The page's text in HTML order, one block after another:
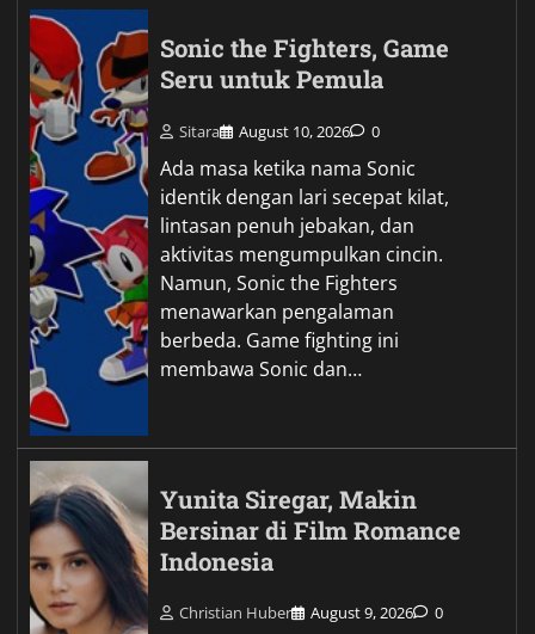
Sonic the Fighters, Game
Seru untuk Pemula
Sitara August 10, 2026 0
Ada masa ketika nama Sonic
identik dengan lari secepat kilat,
lintasan penuh jebakan, dan
aktivitas mengumpulkan cincin.
Namun, Sonic the Fighters
menawarkan pengalaman
berbeda. Game fighting ini
membawa Sonic dan…
Yunita Siregar, Makin
Bersinar di Film Romance
Indonesia
Christian Huber August 9, 2026 0